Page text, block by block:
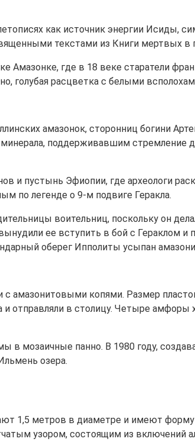
как источник энергии Исиды,
текстами из Книги мертвых в
Амазонке, где в 18 веке старатели
голубая расцветка с белыми
амазонок, сторонниц богини
поддерживавшим
и пустынь Эфиопии, где археологи
по легенде о 9-м подвиге Геракла.
воительниц, поскольку он
ее вступить в бой с Гераклом
оберег Ипполиты усыпан
амазонитовыми копями. Размер
отправляли в столицу. Четыре
в мозаичные панно. В 1980 году,
озера.
1,5 метров в диаметре и имеют
узором, состоящим из